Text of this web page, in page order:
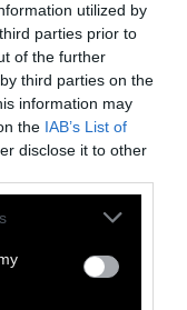
utilized by
parties prior to
of the further
third parties on the
information may
the IAB’s List of
disclose it to other
θανάτου,
ερμηνείες
οποίες
ύπαρξης. Σε
του
ο
πλαίσιο τη
τη ζωή των
αμερικανικό